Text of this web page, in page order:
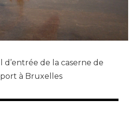
d’entrée de la caserne de
à Bruxelles